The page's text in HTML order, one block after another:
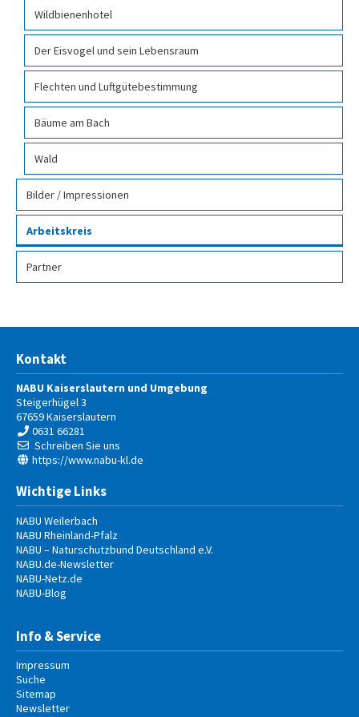
Wildbienenhotel
Der Eisvogel und sein Lebensraum
Flechten und Luftgütebestimmung
Bäume am Bach
Wald
Bilder / Impressionen
Arbeitskreis
Partner
Kontakt
NABU Kaiserslautern und Umgebung
Steigerhügel 3
67659Kaiserslautern
0631 66281
Schreiben Sie uns
https://www.nabu-kl.de
Wichtige Links
NABU Weilerbach
NABU Rheinland-Pfalz
NABU – Naturschutzbund Deutschland e.V.
NABU.de-Newsletter
NABU-Netz.de
NABU-Blog
Info & Service
Impressum
Suche
Sitemap
Newsletter